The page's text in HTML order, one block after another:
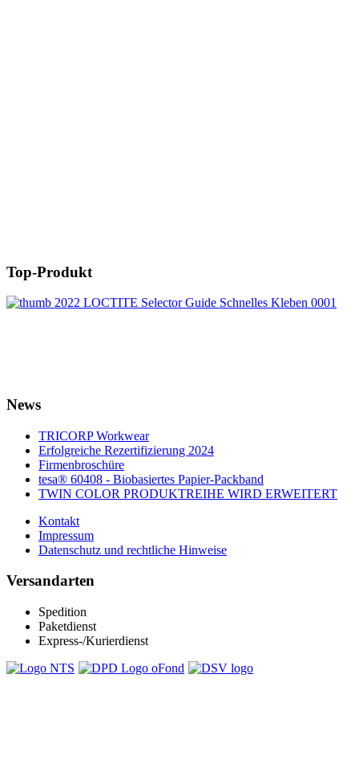
Top-Produkt
News
TRICORP Workwear
Erfolgreiche Rezertifizierung 2024
Firmenbroschüre
tesa® 60408 - Biobasiertes Papier-Packband
TWIN COLOR PRODUKTREIHE WIRD ERWEITERT
Kontakt
Impressum
Datenschutz und rechtliche Hinweise
Versandarten
Spedition
Paketdienst
Express-/Kurierdienst